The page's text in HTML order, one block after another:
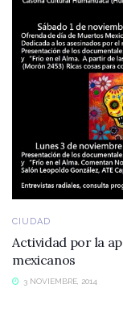
CIUDAD
Actividad por la
mexicanos
3 NOVIEMBRE, 2014